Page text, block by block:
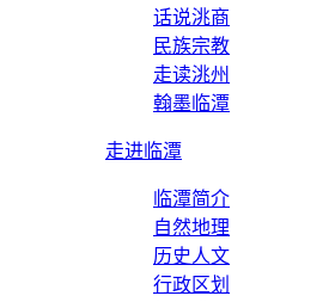
话说洮商
民族宗教
走读洮州
翰墨临潭
走进临潭
临潭简介
自然地理
历史人文
行政区划